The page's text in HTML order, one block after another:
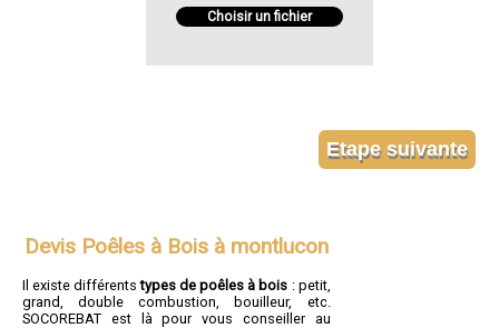
Choisir un fichier
Devis Poêles à Bois à montlucon
Il existe différentstypes de poêles à bois : petit,
grand, double combustion, bouilleur, etc.
SOCOREBAT est là pour vous conseiller au